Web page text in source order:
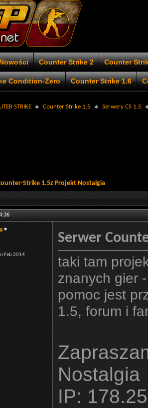
Counter Strike 2 Counter
Condition-Zero Counter Strike 1.6
STRIKE Counter Strike 1.5 Serwery CS 1.5
Strike 1.5z Projekt Nostalgia
Feb 2014
Serwer
taki tam
znanych gier
pomoc jest
1.5, forum i
Nostalgia
IP: